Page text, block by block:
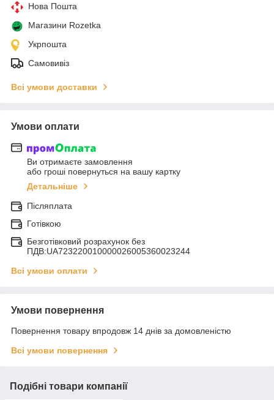
Нова Пошта
Магазини Rozetka
Укрпошта
Самовивіз
Всі умови доставки
Умови оплати
Ви отримаєте замовлення
або гроші повернуться на вашу картку
Детальніше
Післяплата
Готівкою
Безготівковий розрахунок без
ПДВ:UA723220010000026005360023244
Всі умови оплати
Умови повернення
Повернення товару впродовж 14 днів за домовленістю
Всі умови повернення
Подібні товари компанії